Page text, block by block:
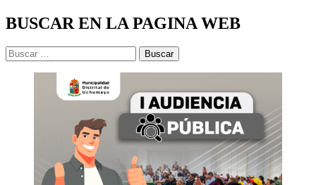
BUSCAR EN LA PAGINA WEB
Buscar: